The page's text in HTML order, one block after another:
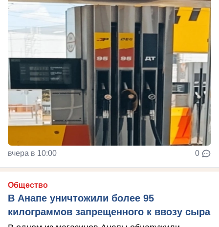
вчера в 10:00 0
Общество
В Анапе уничтожили более 95
килограммов запрещенного к ввозу сыра